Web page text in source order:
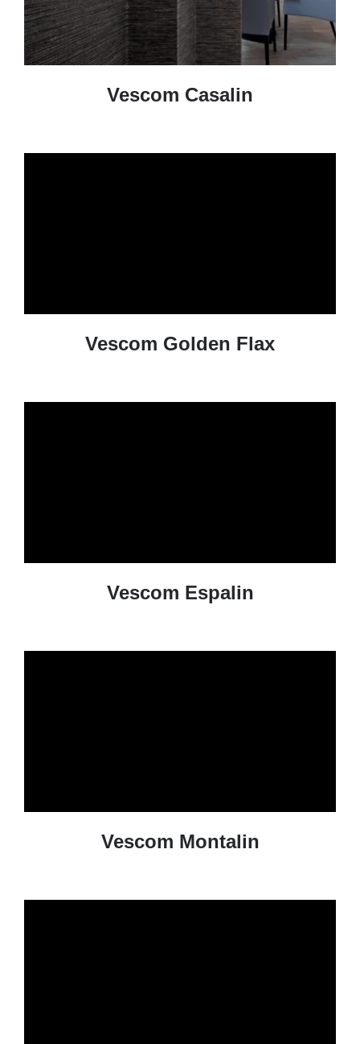
Vescom Casalin
Vescom Golden Flax
Vescom Espalin
Vescom Montalin